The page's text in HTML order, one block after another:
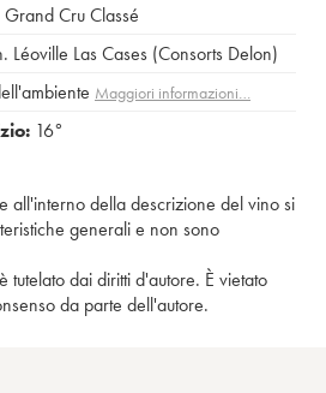
Cru Classé
Léoville Las Cases (Consorts Delon)
Maggiori informazioni…
16°
all'interno della descrizione del vino si
generali e non sono
tutelato dai diritti d'autore. È vietato
da parte dell'autore.